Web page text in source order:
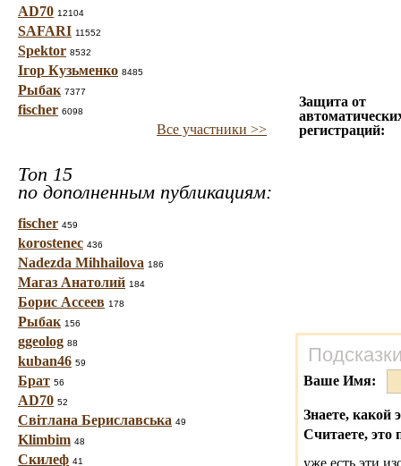
AD70 12104
SAFARI 11552
Spektor 8532
Ігор Кузьменко 8485
Рыбак 7377
fischer 6098
Все участники >>
Топ 15
по дополненным публикациям:
fischer 459
korostenec 436
Nadezda Mihhailova 186
Магаз Анатолий 184
Борис Ассеев 178
Рыбак 156
ggeolog 88
kuban46 59
Брат 56
AD70 52
Світлана Бериславська 49
Klimbim 48
Скилеф 41
Защита от
регистраций:
Ваше Имя:
Знаете, какой
Считаете, это
уже есть эти